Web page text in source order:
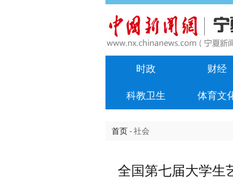
时政 财经
科教卫生 体育文
首页 - 社会
全国第七届大学生